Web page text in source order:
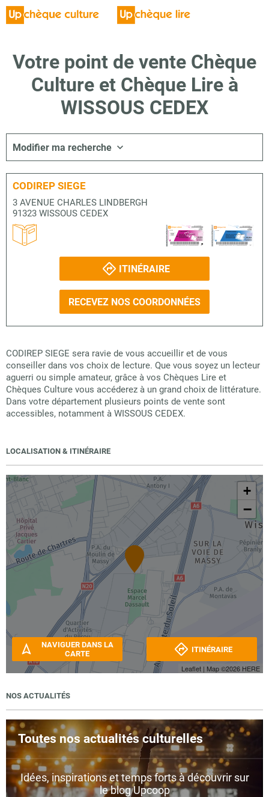
Votre point de vente Chèque
Culture et Chèque Lire à
WISSOUS CEDEX
Modifier ma recherche
CODIREP SIEGE
3 AVENUE CHARLES LINDBERGH
91323 WISSOUS CEDEX
ITINÉRAIRE
RECEVEZ NOS COORDONNÉES
CODIREP SIEGE sera ravie de vous accueillir et de vous
conseiller dans vos choix de lecture. Que vous soyez un lecteur
aguerri ou simple amateur, grâce à vos Chèques Lire et
Chèques Culture vous accéderez à un grand choix de littérature.
Dans votre département plusieurs points de vente sont
accessibles, notamment à WISSOUS CEDEX.
LOCALISATION & ITINÉRAIRE
+
−
Leaflet | Map ©2026 HERE
NAVIGUER DANS LA
CARTE
ITINÉRAIRE
NOS ACTUALITÉS
Toutes nos actualités culturelles
Idées, inspirations et temps forts à découvrir sur
le blog Upcoop